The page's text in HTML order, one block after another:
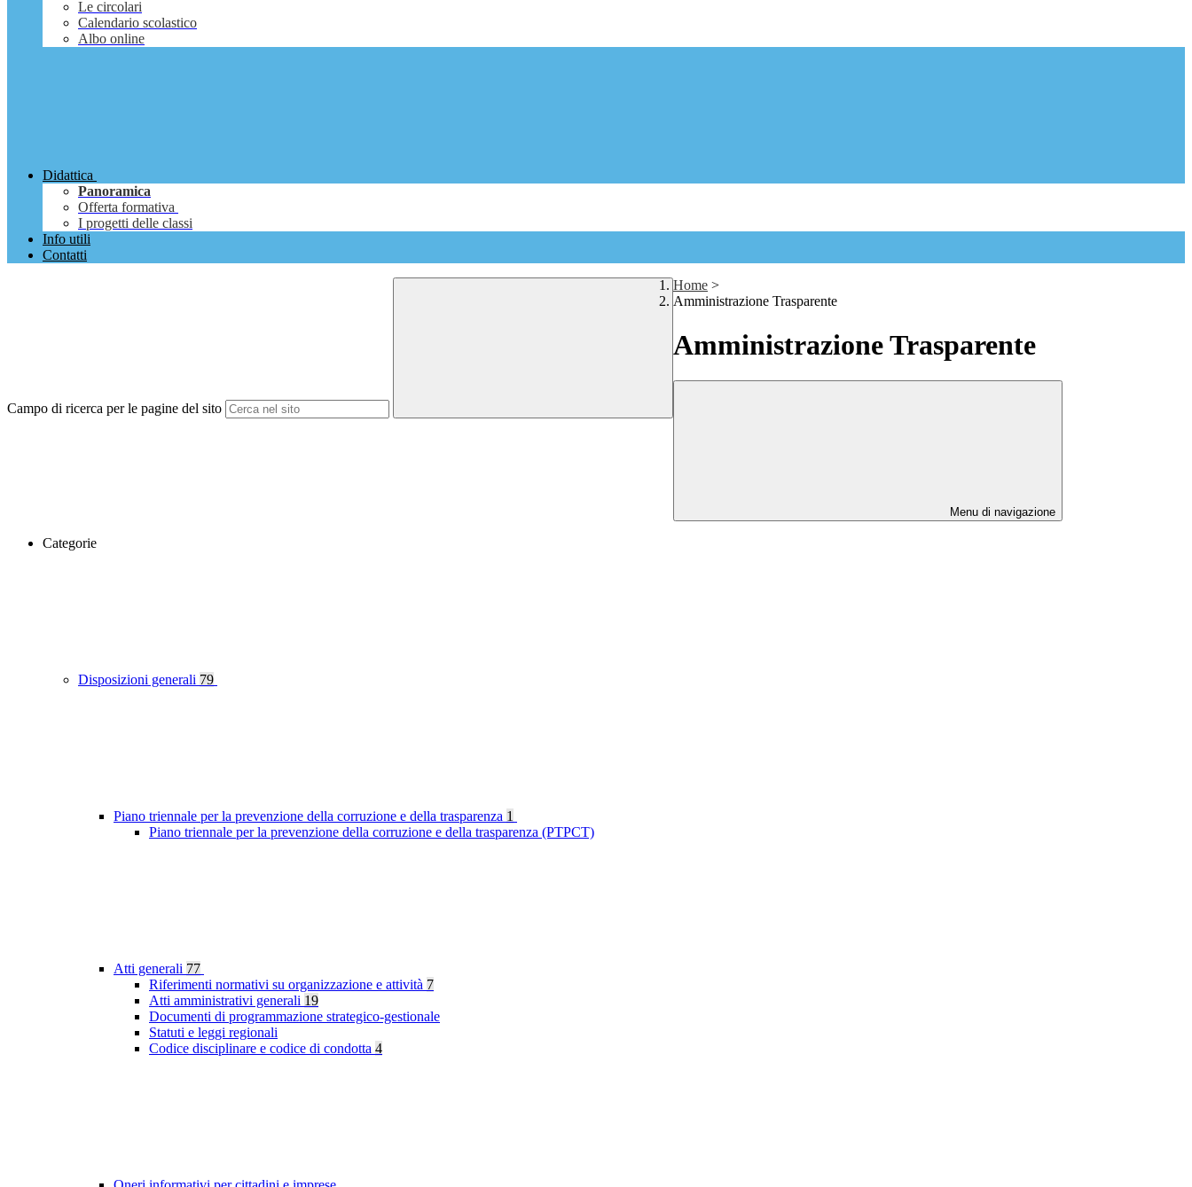
Le circolari
Calendario scolastico
Albo online
Didattica
Panoramica
Offerta formativa
I progetti delle classi
Info utili
Contatti
Campo di ricerca per le pagine del sito
Home >
Amministrazione Trasparente
Amministrazione Trasparente
Menu di navigazione
Categorie
Disposizioni generali 79
Piano triennale per la prevenzione della corruzione e della trasparenza 1
Piano triennale per la prevenzione della corruzione e della trasparenza (PTPCT)
Atti generali 77
Riferimenti normativi su organizzazione e attività 7
Atti amministrativi generali 19
Documenti di programmazione strategico-gestionale
Statuti e leggi regionali
Codice disciplinare e codice di condotta 4